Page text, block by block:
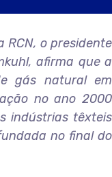
RCN, o presidente
afirma que a
gás natural em
no ano 2000
indústrias têxteis
no final do